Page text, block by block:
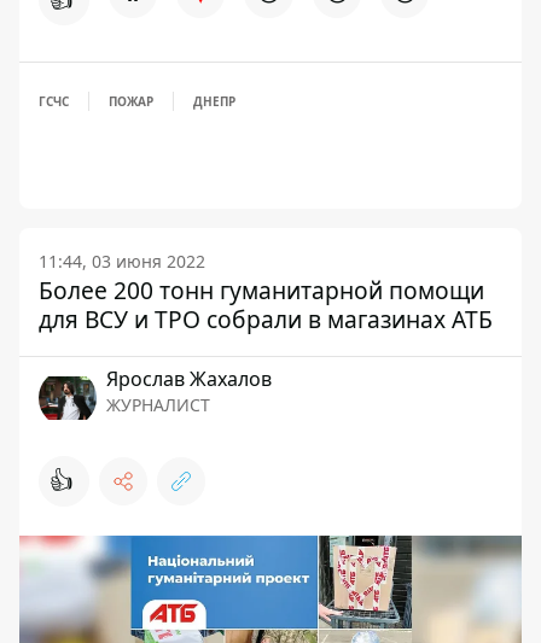
ГСЧС ПОЖАР ДНЕПР
11:44, 03 июня 2022
Более 200 тонн гуманитарной помощи
для ВСУ и ТРО собрали в магазинах АТБ
Ярослав Жахалов
ЖУРНАЛИСТ
👍